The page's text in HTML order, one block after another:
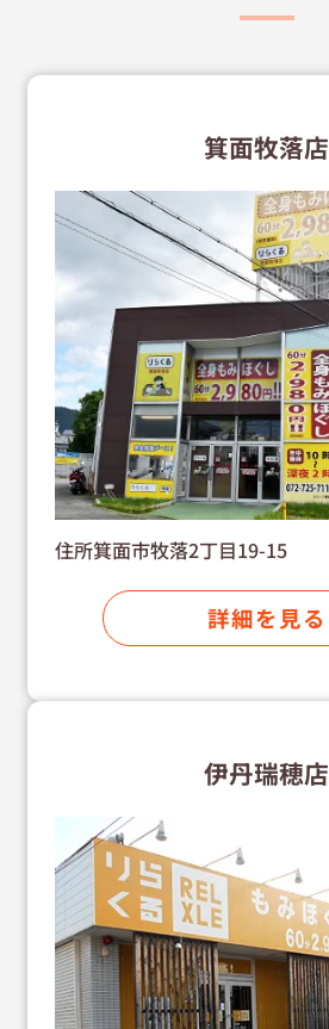
箕面牧落店
住所箕面市牧落2丁目19-15
詳細を見る
伊丹瑞穂店